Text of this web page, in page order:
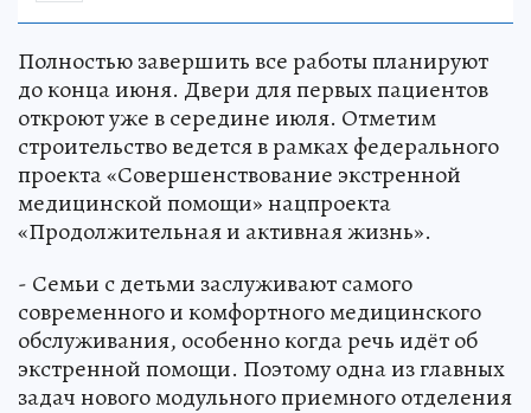
Полностью завершить все работы планируют
до конца июня. Двери для первых пациентов
откроют уже в середине июля. Отметим
строительство ведется в рамках федерального
проекта «Совершенствование экстренной
медицинской помощи» нацпроекта
«Продолжительная и активная жизнь».
- Семьи с детьми заслуживают самого
современного и комфортного медицинского
обслуживания, особенно когда речь идёт об
экстренной помощи. Поэтому одна из главных
задач нового модульного приемного отделения